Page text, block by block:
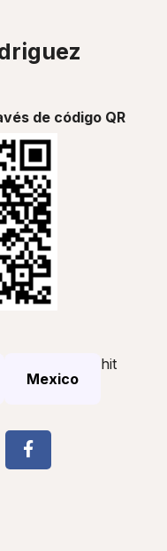
de código QR
Mexico
hit